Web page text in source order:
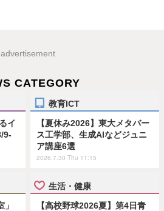
advertisement
CATEGORY
イ
9-
教育ICT
【夏休み2026】東大メタバー
ス工学部、生成AIなどジュニ
ア講座6選
2026.7.30 Thu 11:15
生活・健康
【高校野球2026夏】第4日青